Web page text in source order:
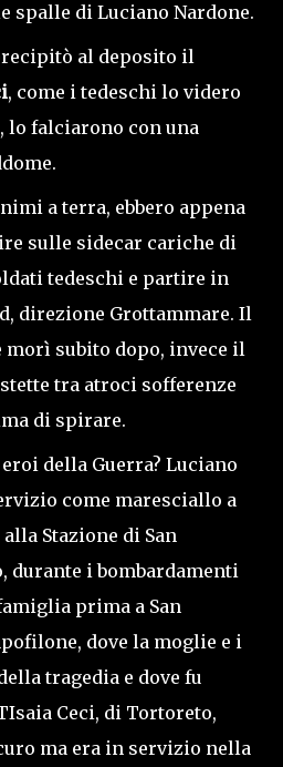
spalle di Luciano Nardone.
al deposito il
, come i tedeschi lo videro
lo falciarono con una
a terra, ebbero appena
sulle sidecar cariche di
tedeschi e partire in
direzione Grottammare. Il
morì subito dopo, invece il
tra atroci sofferenze
di spirare.
della Guerra? Luciano
come maresciallo a
Stazione di San
durante i bombardamenti
prima a San
dove la moglie e i
tragedia e dove fu
Ceci, di Tortoreto,
ma era in servizio nella